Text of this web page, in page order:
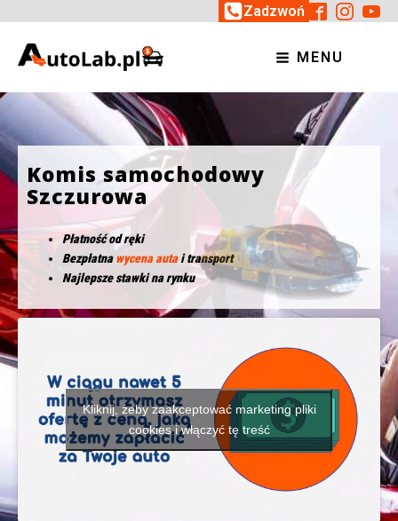
Zadzwoń
MENU
Komis samochodowy
Szczurowa
Płatność od ręki
Bezpłatnawycena autai transport
Najlepsze stawki na rynku
Kliknij, żeby zaakceptować marketing pliki
cookies i włączyć tę treść